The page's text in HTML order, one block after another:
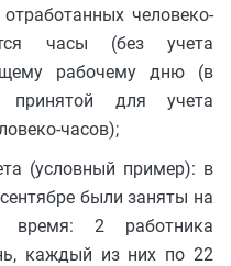
человеко-
часы (без учета
рабочему дню (в
принятой для учета
часов);
(условный пример): в
были заняты на
время: 2 работника
каждый из них по 22